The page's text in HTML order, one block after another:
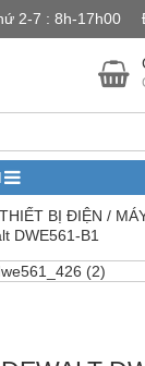
2-7 : 8h-17h00
THIẾT BỊ ĐIỆN /
DWE561-B1